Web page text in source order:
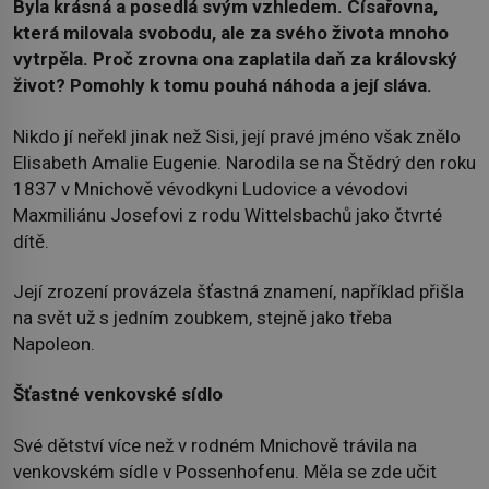
Byla krásná a posedlá svým vzhledem. Císařovna,
která milovala svobodu, ale za svého života mnoho
vytrpěla. Proč zrovna ona zaplatila daň za královský
život? Pomohly k tomu pouhá náhoda a její sláva.
Nikdo jí neřekl jinak než Sisi, její pravé jméno však znělo
Elisabeth Amalie Eugenie. Narodila se na Štědrý den roku
1837 v Mnichově vévodkyni Ludovice a vévodovi
Maxmiliánu Josefovi z rodu Wittelsbachů jako čtvrté
dítě.
Její zrození provázela šťastná znamení, například přišla
na svět už s jedním zoubkem, stejně jako třeba
Napoleon.
Šťastné venkovské sídlo
Své dětství více než v rodném Mnichově trávila na
venkovském sídle v Possenhofenu. Měla se zde učit